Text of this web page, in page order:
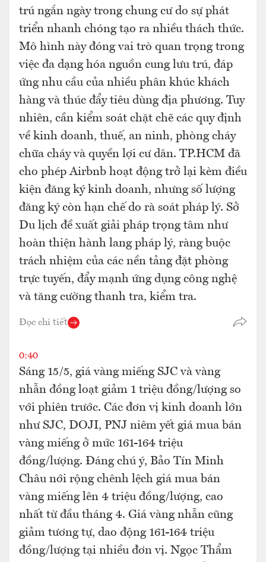
trú ngắn ngày trong chung cư do sự phát
triển nhanh chóng tạo ra nhiều thách thức.
Mô hình này đóng vai trò quan trọng trong
việc đa dạng hóa nguồn cung lưu trú, đáp
ứng nhu cầu của nhiều phân khúc khách
hàng và thúc đẩy tiêu dùng địa phương. Tuy
nhiên, cần kiểm soát chặt chẽ các quy định
về kinh doanh, thuế, an ninh, phòng cháy
chữa cháy và quyền lợi cư dân. TP.HCM đã
cho phép Airbnb hoạt động trở lại kèm điều
kiện đăng ký kinh doanh, nhưng số lượng
đăng ký còn hạn chế do rà soát pháp lý. Sở
Du lịch đề xuất giải pháp trọng tâm như
hoàn thiện hành lang pháp lý, ràng buộc
trách nhiệm của các nền tảng đặt phòng
trực tuyến, đẩy mạnh ứng dụng công nghệ
và tăng cường thanh tra, kiểm tra.
Đọc chi tiết
0:40
Sáng 15/5, giá vàng miếng SJC và vàng
nhẫn đồng loạt giảm 1 triệu đồng/lượng so
với phiên trước. Các đơn vị kinh doanh lớn
như SJC, DOJI, PNJ niêm yết giá mua bán
vàng miếng ở mức 161-164 triệu
đồng/lượng. Đáng chú ý, Bảo Tín Minh
Châu nới rộng chênh lệch giá mua bán
vàng miếng lên 4 triệu đồng/lượng, cao
nhất từ đầu tháng 4. Giá vàng nhẫn cũng
giảm tương tự, dao động 161-164 triệu
đồng/lượng tại nhiều đơn vị. Ngọc Thẩm